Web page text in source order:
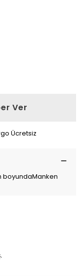
Ver
Ücretsiz
boyundaManken